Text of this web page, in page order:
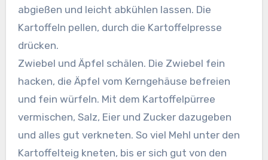
abgießen und leicht abkühlen lassen. Die
Kartoffeln pellen, durch die Kartoffelpresse
drücken.
Zwiebel und Äpfel schälen. Die Zwiebel fein
hacken, die Äpfel vom Kerngehäuse befreien
und fein würfeln. Mit dem Kartoffelpürree
vermischen, Salz, Eier und Zucker dazugeben
und alles gut verkneten. So viel Mehl unter den
Kartoffelteig kneten, bis er sich gut von den